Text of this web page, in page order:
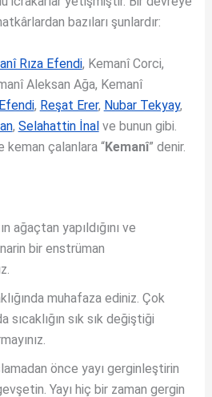
bazıları şunlardır:
Rıza Efendi, Kemanî Corci,
Aleksan Ağa, Kemanî
, Reşat Erer, Nubar Tekyay,
, Selahattin İnalve bunun gibi.
çalanlara “Kemanî” denir.
ağaçtan yapıldığını ve
bir enstrüman
muhafaza ediniz. Çok
sıcaklığın sık sık değiştiği
önce yayı gerginleştirin
Yayı hiç bir zaman gergin